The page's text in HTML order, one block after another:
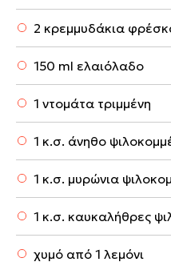
2 κρεμμυδάκια
150 ml ελαιόλαδο
1 ντομάτα τριμμένη
1 κ.σ. άνηθο
1 κ.σ. μυρώνια
1 κ.σ. καυκαλήθρες
χυμό από 1 λεμόνι